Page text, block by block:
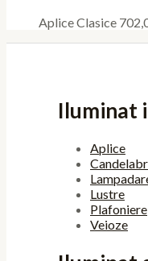
Aplice Clasice
Iluminat
Aplice
Lustre
Plafoniere
Veioze